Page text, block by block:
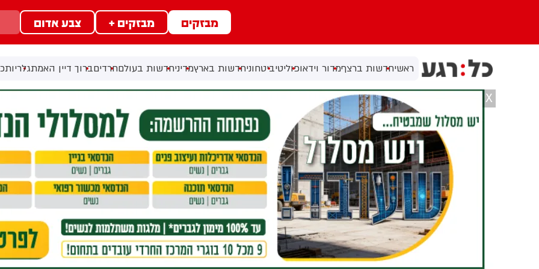
מבזקים מבזקים + צבע אדום
ראשיחדשות ברצףמדור וידאופוליטיביטחוניחדשות בארץמדיניחדשות בעולםחרדיםברוך דיין האמתגלריות
X